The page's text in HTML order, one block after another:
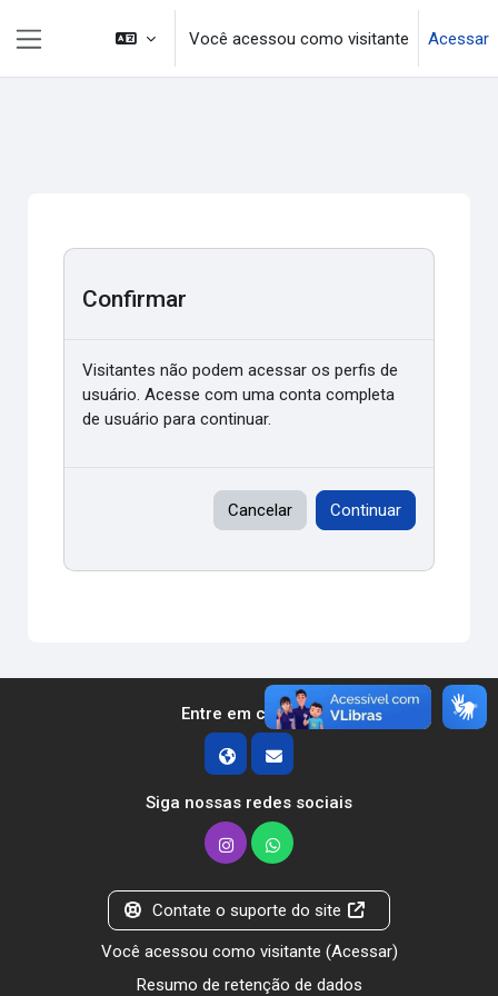
Ir para o conteúdo principal
Você acessou como visitante Acessar
Confirmar
Visitantes não podem acessar os perfis de
usuário. Acesse com uma conta completa
de usuário para continuar.
Cancelar Continuar
Entre em contato
Siga nossas redes sociais
Contate o suporte do site
Você acessou como visitante (Acessar)
Resumo de retenção de dados